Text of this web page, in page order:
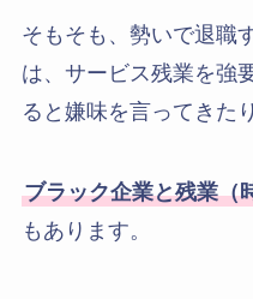
そもそも、勢いで退職
は、サービス残業を強
ると嫌味を言ってきた
ブラック企業と残業（
もあります。